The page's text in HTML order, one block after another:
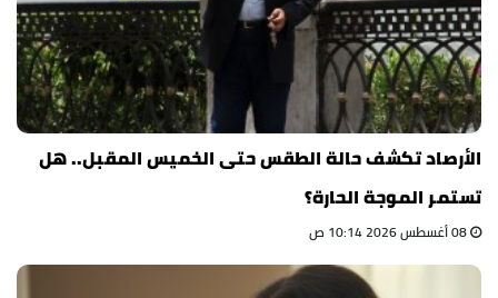
الأرصاد تكشف حالة الطقس حتى الخميس المقبل.. هل
تستمر الموجة الحارة؟